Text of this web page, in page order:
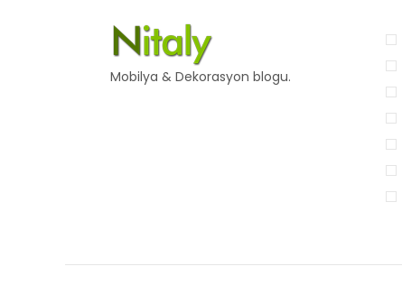
Mobilya & Dekorasyon blogu.